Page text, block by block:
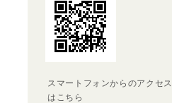
スマートフォンからのアクセス
はこちら